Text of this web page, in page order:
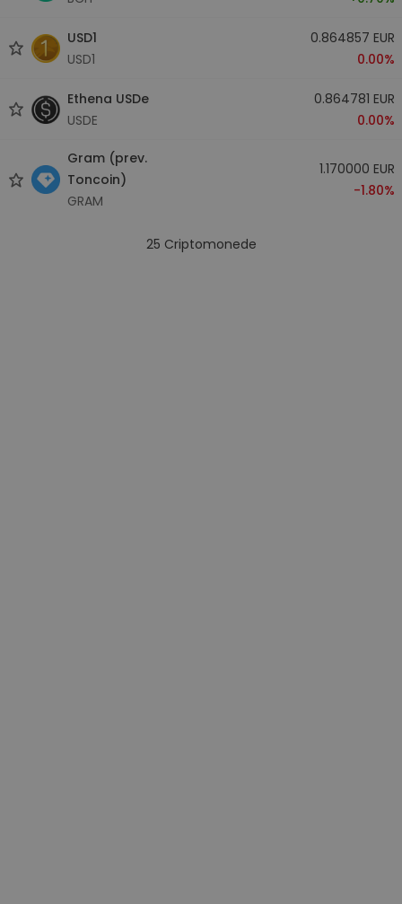
USD1
USD1
0.864857 EUR
0.00%
Ethena USDe
USDE
0.864781 EUR
0.00%
Gram (prev.
Toncoin)
GRAM
1.170000 EUR
-1.80%
25 Criptomonede